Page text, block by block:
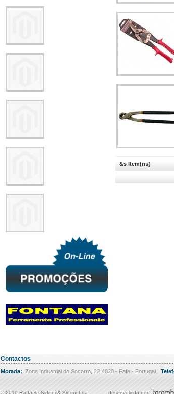
&s Item(ns)
Contactos
Morada: Zona Industrial do Socorro, 22 4820 - Fafe - Portugal
© 2010 Raffaele Sidoni & Sidoni Lda desenvolvido por: